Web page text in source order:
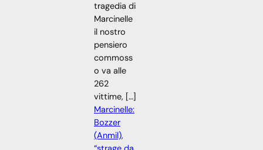
tragedia di
Marcinelle
il nostro
pensiero
commoss
o va alle
262
vittime, […]
Marcinelle:
Bozzer
(Anmil),